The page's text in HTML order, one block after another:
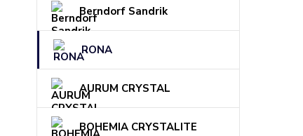
Berndorf Sandrik
RONA
AURUM CRYSTAL
BOHEMIA CRYSTALITE